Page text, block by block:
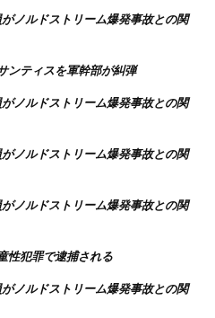
ノルドストリーム爆発事故との関
ンティスを軍幹部が糾弾
ノルドストリーム爆発事故との関
ノルドストリーム爆発事故との関
ノルドストリーム爆発事故との関
性犯罪で逮捕される
ノルドストリーム爆発事故との関